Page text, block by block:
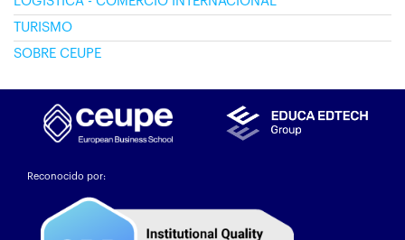
TURISMO
SOBRE CEUPE
Reconocido por: